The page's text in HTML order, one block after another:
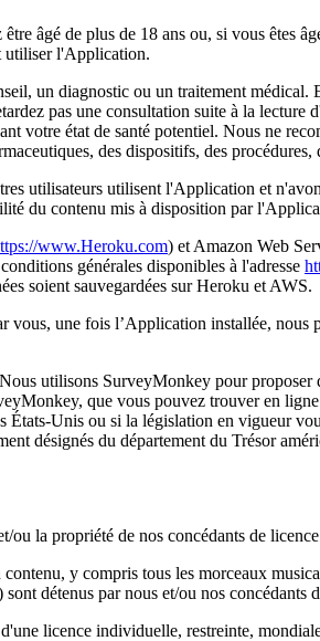
âgé de plus de 18 ans ou, si vous êtes
utiliser l'Application.
un diagnostic ou un traitement
pas une consultation suite à la
votre état de santé potentiel. Nous ne
des dispositifs, des
utilisateurs utilisent l'Application et
du contenu mis à disposition par
www.Heroku.com) et Amazon Web
générales disponibles à l'adresse
soient sauvegardées sur Heroku et AWS.
vous, une fois l’Application installée,
utilisons SurveyMonkey pour
que vous pouvez trouver en
Unis ou si la législation en vigueur
désignés du département du Trésor
la propriété de nos concédants de
y compris tous les morceaux
détenus par nous et/ou nos concédants
licence individuelle, restreinte,